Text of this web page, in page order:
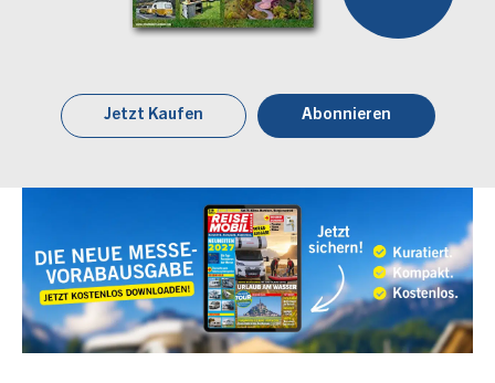
Jetzt Kaufen Abonnieren